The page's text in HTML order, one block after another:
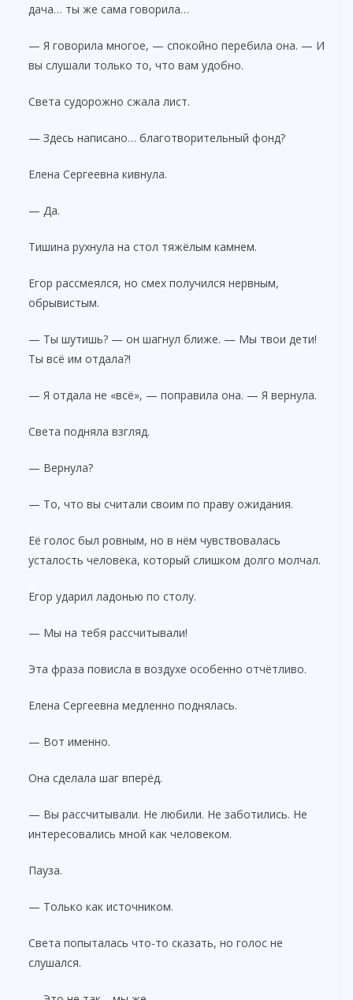
дача… ты же сама говорила…
— Я говорила многое, — спокойно перебила она. — И
вы слушали только то, что вам удобно.
Света судорожно сжала лист.
— Здесь написано… благотворительный фонд?
Елена Сергеевна кивнула.
— Да.
Тишина рухнула на стол тяжёлым камнем.
Егор рассмеялся, но смех получился нервным,
обрывистым.
— Ты шутишь? — он шагнул ближе. — Мы твои дети!
Ты всё им отдала?!
— Я отдала не «всё», — поправила она. — Я вернула.
Света подняла взгляд.
— Вернула?
— То, что вы считали своим по праву ожидания.
Её голос был ровным, но в нём чувствовалась
усталость человека, который слишком долго молчал.
Егор ударил ладонью по столу.
— Мы на тебя рассчитывали!
Эта фраза повисла в воздухе особенно отчётливо.
Елена Сергеевна медленно поднялась.
— Вот именно.
Она сделала шаг вперёд.
— Вы рассчитывали. Не любили. Не заботились. Не
интересовались мной как человеком.
Пауза.
— Только как источником.
Света попыталась что-то сказать, но голос не
слушался.